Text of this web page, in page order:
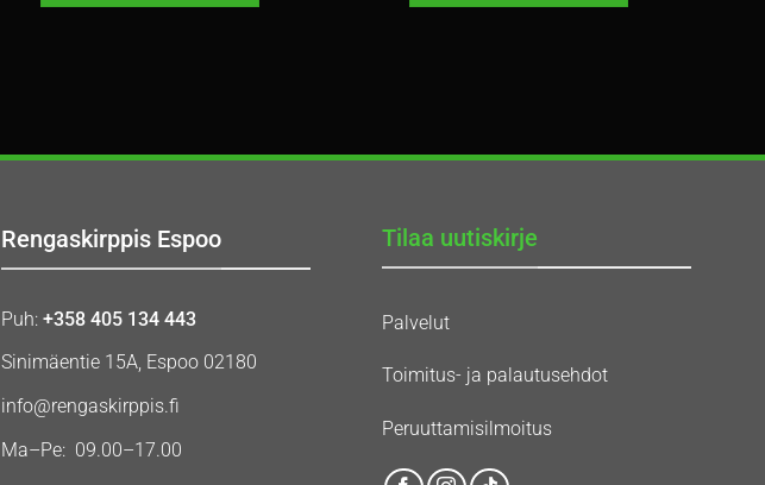
Rengaskirppis Espoo
Puh: +358 405 134 443
Sinimäentie 15A, Espoo 02180
info@rengaskirppis.fi
Ma–Pe: 09.00–17.00
Tilaa uutiskirje
Palvelut
Toimitus- ja palautusehdot
Peruuttamisilmoitus